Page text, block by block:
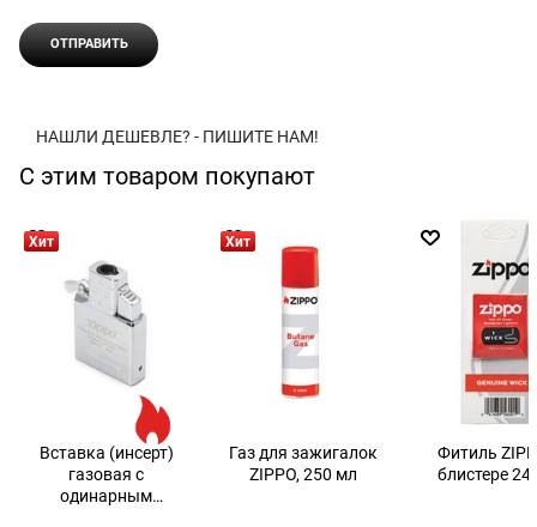
НАШЛИ ДЕШЕВЛЕ? - ПИШИТЕ НАМ!
С этим товаром покупают
Хит
Вставка (инсерт)
газовая с
одинарным
Хит
Газ для зажигалок
ZIPPO, 250 мл
Фитиль
блистере